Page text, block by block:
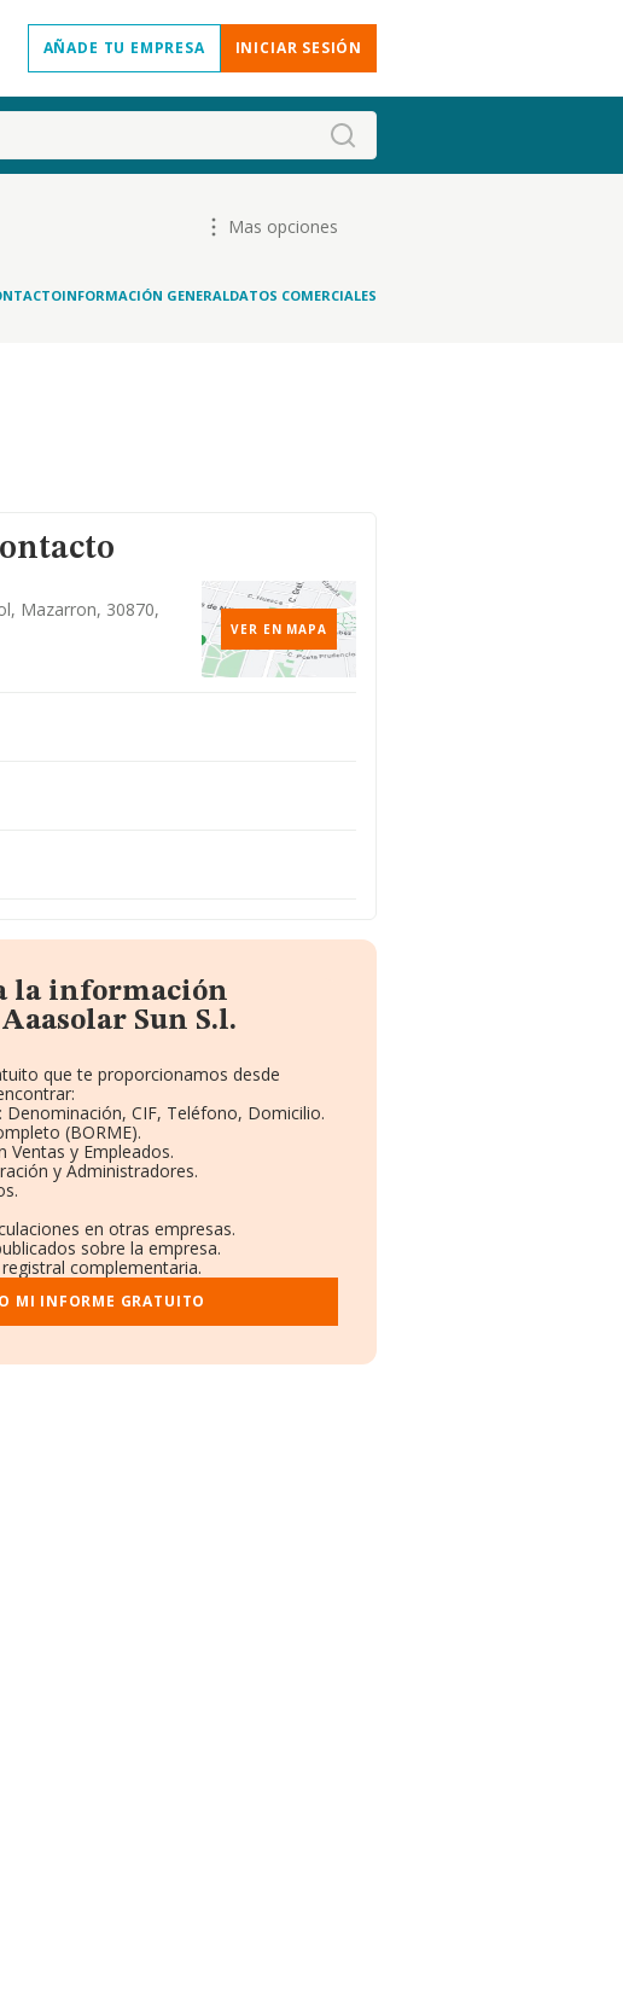
AÑADE TU EMPRESA INICIAR SESIÓN
Mas opciones
INFORMACIÓN GENERALDATOS COMERCIALES
Mazarron, 30870,
VER EN MAPA
la información
Sun S.l.
que te proporcionamos desde
CIF, Teléfono, Domicilio.
(BORME).
Ventas y Empleados.
y Administradores.
en otras empresas.
sobre la empresa.
complementaria.
MI INFORME GRATUITO